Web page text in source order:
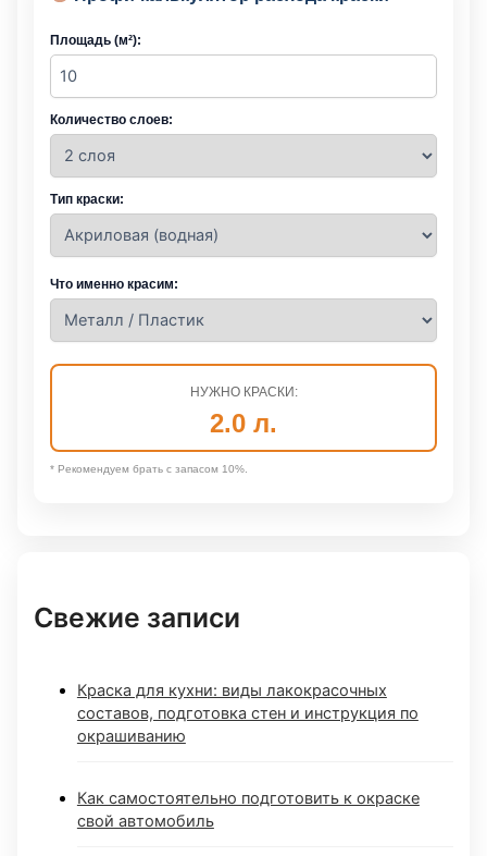
Площадь (м²):
Количество слоев:
Тип краски:
Что именно красим:
НУЖНО КРАСКИ:
2.0 л.
* Рекомендуем брать с запасом 10%.
Свежие записи
Краска для кухни: виды лакокрасочных
составов, подготовка стен и инструкция по
окрашиванию
Как самостоятельно подготовить к окраске
свой автомобиль